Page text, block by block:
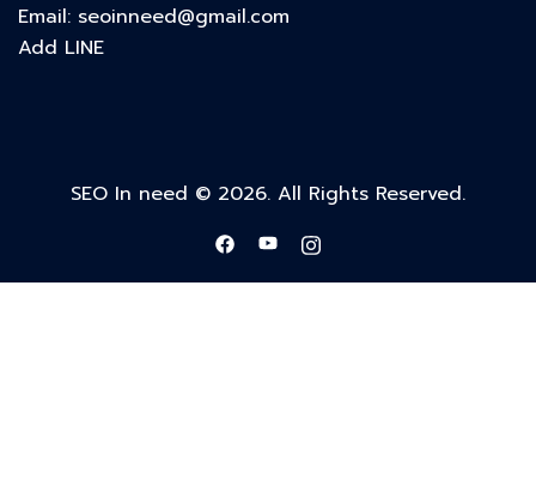
Email: seoinneed@gmail.com
Add LINE
SEO In need © 2026. All Rights Reserved.